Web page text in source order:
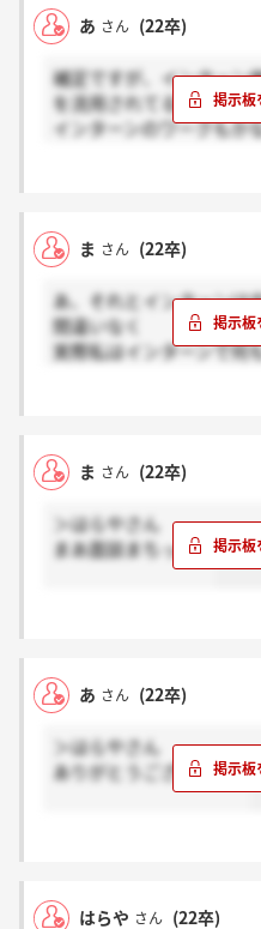
あ さん (22卒)
補足ですが、インターン
を流用されてると思いま
インターンのワークもか
また最終の時に、役員
ま さん (22卒)
あ、それとインターンは
間違いなく
実際私はインターンで何
ま さん (22卒)
＞はらやさん
まあ面談まちっすね
あ さん (22卒)
＞はらやさん
ありがとうございます！
はらや さん (22卒)